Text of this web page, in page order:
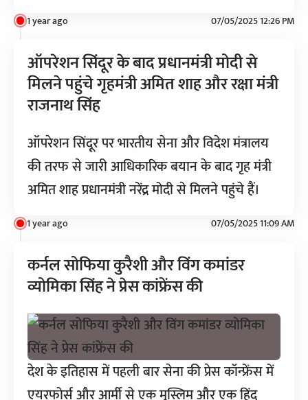
1 year ago 07/05/2025 12:26 PM
ऑपरेशन सिंदूर के बाद प्रधानमंत्री मोदी से
मिलने पहुंचे गृहमंत्री अमित शाह और रक्षा मंत्री
राजनाथ सिंह
ऑपरेशन सिंदूर पर भारतीय सेना और विदेश मंत्रालय
की तरफ से जारी आधिकारिक बयान के बाद गृह मंत्री
अमित शाह प्रधानमंत्री नरेंद्र मोदी से मिलने पहुंचे हैं।
1 year ago 07/05/2025 11:09 AM
कर्नल सोफिया कुरैशी और विंग कमांडर
व्योमिका सिंह ने प्रेस कांफ्रेंस की
देश के इतिहास में पहली बार सेना की प्रेस कॉन्फ्रेंस में
एयरफोर्स और आर्मी से एक मुस्लिम और एक हिंदू